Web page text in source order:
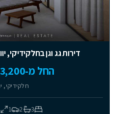
דירות גג וגן בחלקידיקי,
החל מ-€3,200 למ״ר
חלקידיקי,
3
2
1